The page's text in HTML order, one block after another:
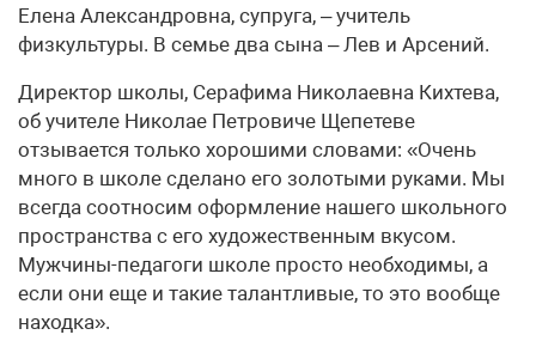
Елена Александровна, супруга, – учитель
физкультуры. В семье два сына – Лев и Арсений.
Директор школы, Серафима Николаевна Кихтева,
об учителе Николае Петровиче Щепетеве
отзывается только хорошими словами: «Очень
много в школе сделано его золотыми руками. Мы
всегда соотносим оформление нашего школьного
пространства с его художественным вкусом.
Мужчины-педагоги школе просто необходимы, а
если они еще и такие талантливые, то это вообще
находка».